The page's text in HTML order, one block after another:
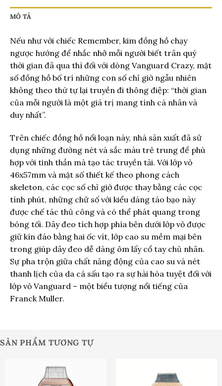
MÔ TẢ
Nếu như với chiếc Remember, kim đồng hồ chạy
ngược hướng để nhắc nhở mỗi người biết trân quý
thời gian đã qua thì đối với dòng Vanguard Crazy, mặt
số đồng hồ bố trí những con số chỉ giờ ngẫu nhiên
không theo thứ tự lại truyền đi thông điệp: “thời gian
của mỗi người là một giá trị mang tính cá nhân và
duy nhất”.
Trên chiếc đồng hồ nổi loạn này, nhà sản xuất đã sử
dụng những đường nét và sắc màu trẻ trung để phù
hợp với tinh thần mà tạo tác truyền tải. Với lớp vỏ
46x57mm và mặt số thiết kế theo phong cách
skeleton, các cọc số chỉ giờ được thay bằng các cọc
tính phút, những chữ số với kiểu dáng táo bạo này
được chế tác thủ công và có thể phát quang trong
bóng tối. Dây đeo tích hợp phía bên dưới lớp vỏ được
giữ kín đáo bằng hai ốc vít, lớp cao su mềm mại bên
trong giúp dây đeo dễ dàng ôm lấy cổ tay chủ nhân.
Sự pha trộn giữa chất năng động của cao su và nét
thanh lịch của da cá sấu tạo ra sự hài hòa tuyệt đối với
lớp vỏ Vanguard – một biểu tượng nổi tiếng của
Franck Muller.
SẢN PHẨM TƯƠNG TỰ